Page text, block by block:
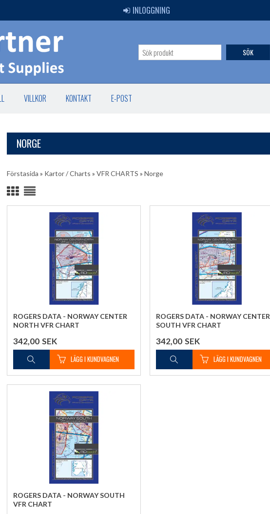
INLOGGNING
VILLKOR KONTAKT E-POST
SÖK
NORGE
Förstasida » Kartor / Charts » VFR CHARTS » Norge
ROGERS DATA - NORWAY CENTER
NORTH VFR CHART
342,00 SEK
ROGERS DATA - NORWAY CENTER
SOUTH VFR CHART
342,00 SEK
ROGERS DATA - NORWAY SOUTH
VFR CHART